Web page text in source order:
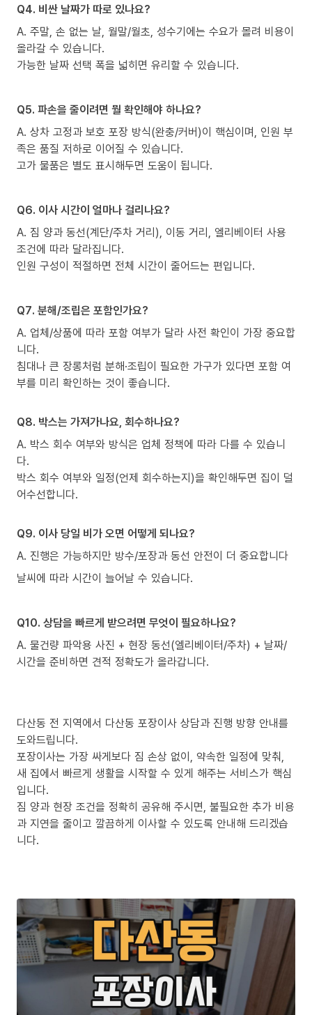
Q4. 비싼 날짜가 따로 있나요?
A. 주말, 손 없는 날, 월말/월초, 성수기에는 수요가 몰려 비용이
올라갈 수 있습니다.
가능한 날짜 선택 폭을 넓히면 유리할 수 있습니다.
Q5. 파손을 줄이려면 뭘 확인해야 하나요?
A. 상차 고정과 보호 포장 방식(완충/커버)이 핵심이며, 인원 부
족은 품질 저하로 이어질 수 있습니다.
고가 물품은 별도 표시해두면 도움이 됩니다.
Q6. 이사 시간이 얼마나 걸리나요?
A. 짐 양과 동선(계단/주차 거리), 이동 거리, 엘리베이터 사용
조건에 따라 달라집니다.
인원 구성이 적절하면 전체 시간이 줄어드는 편입니다.
Q7. 분해/조립은 포함인가요?
A. 업체/상품에 따라 포함 여부가 달라 사전 확인이 가장 중요합
니다.
침대나 큰 장롱처럼 분해·조립이 필요한 가구가 있다면 포함 여
부를 미리 확인하는 것이 좋습니다.
Q8. 박스는 가져가나요, 회수하나요?
A. 박스 회수 여부와 방식은 업체 정책에 따라 다를 수 있습니
다.
박스 회수 여부와 일정(언제 회수하는지)을 확인해두면 집이 덜
어수선합니다.
Q9. 이사 당일 비가 오면 어떻게 되나요?
A. 진행은 가능하지만 방수/포장과 동선 안전이 더 중요합니다
날씨에 따라 시간이 늘어날 수 있습니다.
Q10. 상담을 빠르게 받으려면 무엇이 필요하나요?
A. 물건량 파악용 사진 + 현장 동선(엘리베이터/주차) + 날짜/
시간을 준비하면 견적 정확도가 올라갑니다.
다산동 전 지역에서 다산동 포장이사 상담과 진행 방향 안내를
도와드립니다.
포장이사는 가장 싸게보다 짐 손상 없이, 약속한 일정에 맞춰,
새 집에서 빠르게 생활을 시작할 수 있게 해주는 서비스가 핵심
입니다.
짐 양과 현장 조건을 정확히 공유해 주시면, 불필요한 추가 비용
과 지연을 줄이고 깔끔하게 이사할 수 있도록 안내해 드리겠습
니다.